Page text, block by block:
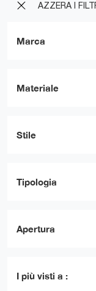
AZZERA I
Marca
Materiale
Stile
Tipologia
Apertura
I più visti a :